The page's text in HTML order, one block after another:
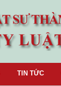
TIN TỨC